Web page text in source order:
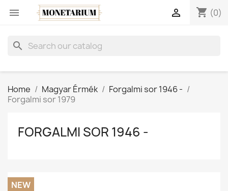
 shopping_cart (0)

search
Home Magyar Érmék
Forgalmi sor 1946 -
Forgalmi sor 1979
FORGALMI SOR 1946 -
NEW